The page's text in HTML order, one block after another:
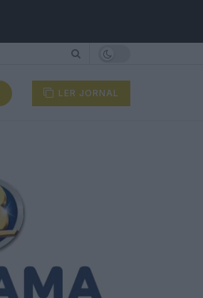
LER JORNAL